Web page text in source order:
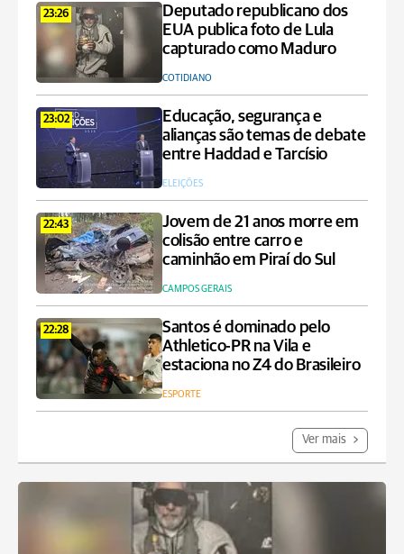
23:26
Deputado republicano dos
EUA publica foto de Lula
capturado como Maduro
COTIDIANO
23:02
Educação, segurança e
alianças são temas de debate
entre Haddad e Tarcísio
ELEIÇÕES
22:43
Jovem de 21 anos morre em
colisão entre carro e
caminhão em Piraí do Sul
CAMPOS GERAIS
22:28
Santos é dominado pelo
Athletico-PR na Vila e
estaciona no Z4 do Brasileiro
ESPORTE
Ver mais